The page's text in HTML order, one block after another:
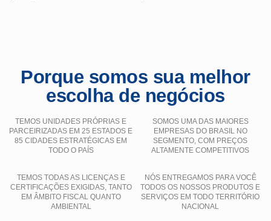
Porque somos sua melhor
escolha de negócios
TEMOS UNIDADES PRÓPRIAS E
PARCEIRIZADAS EM 25 ESTADOS E
85 CIDADES ESTRATÉGICAS EM
TODO O PAÍS
SOMOS UMA DAS MAIORES
EMPRESAS DO BRASIL NO
SEGMENTO, COM PREÇOS
ALTAMENTE COMPETITIVOS
TEMOS TODAS AS LICENÇAS E
CERTIFICAÇÕES EXIGIDAS, TANTO
EM ÂMBITO FISCAL QUANTO
AMBIENTAL
NÓS ENTREGAMOS PARA VOCÊ
TODOS OS NOSSOS PRODUTOS E
SERVIÇOS EM TODO TERRITÓRIO
NACIONAL